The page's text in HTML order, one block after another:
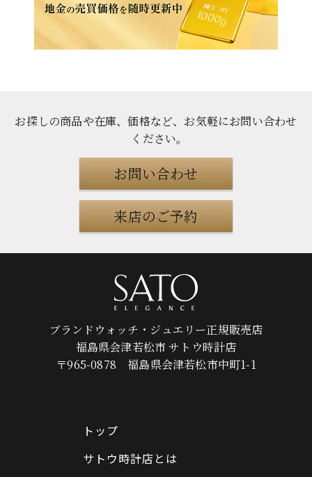
お探しの商品や在庫、価格など、お気軽にお問い合わせ
ください。
お問い合わせ
来店のご予約
ブランドウォッチ・ジュエリー正規販売店
福島県会津若松市 サトウ時計店
〒965-0878 福島県会津若松市中町1-1
トップ
サトウ時計店とは